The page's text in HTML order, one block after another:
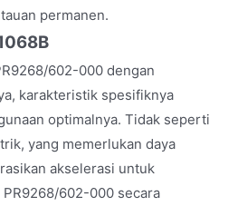
permanen.
602-000 dengan
karakteristik spesifiknya
optimalnya. Tidak seperti
yang memerlukan daya
akselerasi untuk
602-000 secara